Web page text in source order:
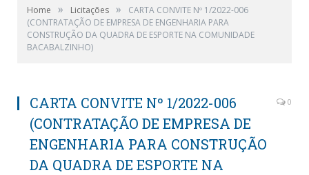
Home » Licitações »
CARTA CONVITE Nº 1/2022-006
(CONTRATAÇÃO DE EMPRESA DE ENGENHARIA PARA
CONSTRUÇÃO DA QUADRA DE ESPORTE NA COMUNIDADE
BACABALZINHO)
CARTA CONVITE Nº 1/2022-006
(CONTRATAÇÃO DE EMPRESA DE
ENGENHARIA PARA CONSTRUÇÃO
DA QUADRA DE ESPORTE NA
0